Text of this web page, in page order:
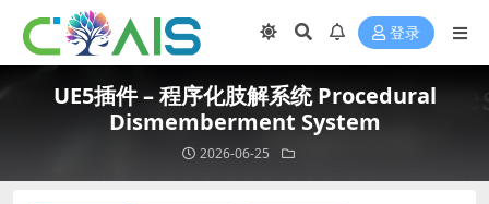
登录
UE5插件 – 程序化肢解系统 Procedural
Dismemberment System
2026-06-25